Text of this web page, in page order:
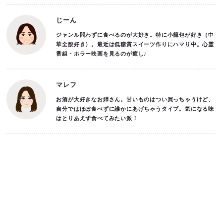
じーん
ジャンル問わずに食べるのが大好き。特に小籠包が好き（中
華全般好き）。最近は低糖質スイーツ作りにハマり中。心霊
番組・ホラー映画を見るのが癒し♪
マレフ
お酒が大好きなお姉さん。甘いものはつい買っちゃうけど、
自分ではほぼ食べずに誰かにあげちゃうタイプ。気になる味
はとりあえず食べてみたい派！